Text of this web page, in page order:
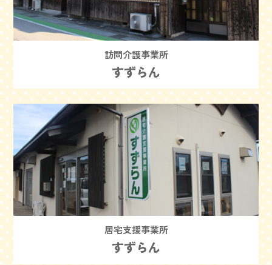
訪問介護事業所
すずらん
居宅支援事業所
すずらん